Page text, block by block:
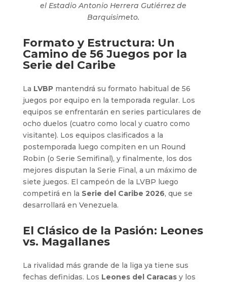
el Estadio Antonio Herrera Gutiérrez de
Barquisimeto.
Formato y Estructura: Un
Camino de 56 Juegos por la
Serie del Caribe
La LVBPmantendrá su formato habitual de 56
juegos por equipo en la temporada regular. Los
equipos se enfrentarán en series particulares de
ocho duelos (cuatro como local y cuatro como
visitante). Los equipos clasificados a la
postemporada luego compiten en un Round
Robin (o Serie Semifinal), y finalmente, los dos
mejores disputan la Serie Final, a un máximo de
siete juegos. El campeón de la LVBP luego
competirá en la Serie del Caribe 2026, que se
desarrollará en Venezuela.
El Clásico de la Pasión: Leones
vs. Magallanes
La rivalidad más grande de la liga ya tiene sus
fechas definidas. Los Leones del Caracasy los